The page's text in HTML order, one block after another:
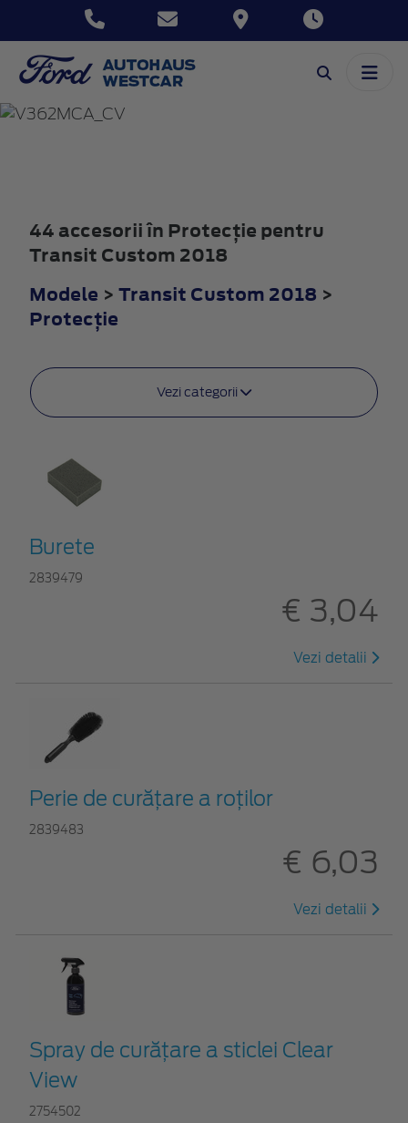
TRANSIT
CUSTOM
44 accesorii în Protecţie pentru
Transit Custom 2018
Modele > Transit Custom 2018 >
Protecţie
Vezi categorii
Burete
2839479
€ 3,04
Vezi detalii
Perie de curățare a roților
2839483
€ 6,03
Vezi detalii
Spray de curățare a sticlei Clear
View
2754502